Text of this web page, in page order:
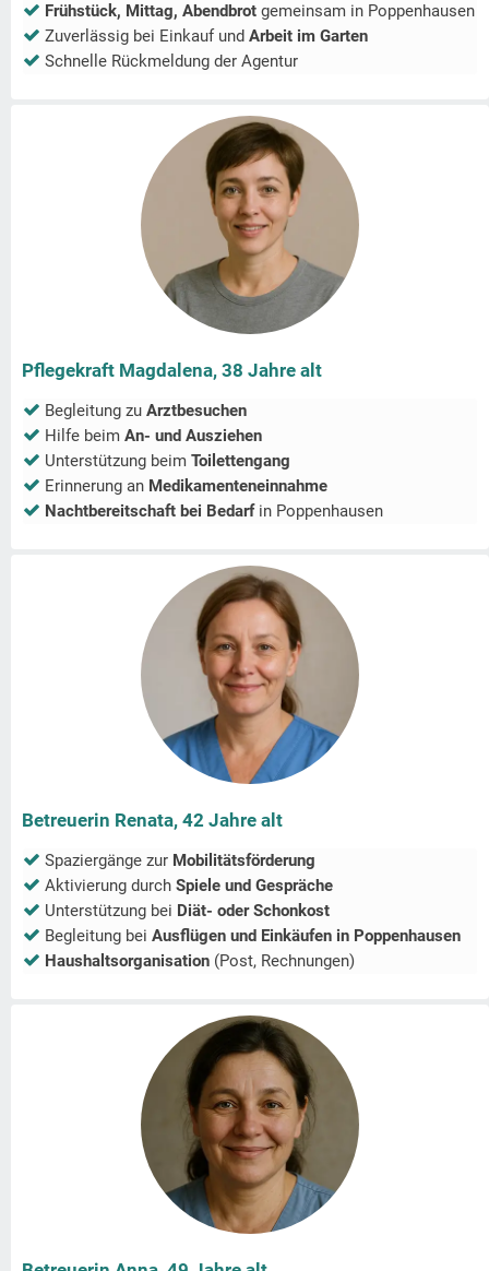
Frühstück, Mittag, Abendbrot gemeinsam in Poppenhausen
Zuverlässig bei Einkauf und Arbeit im Garten
Schnelle Rückmeldung der Agentur
Pflegekraft Magdalena, 38 Jahre alt
Begleitung zu Arztbesuchen
Hilfe beim An- und Ausziehen
Unterstützung beim Toilettengang
Erinnerung an Medikamenteneinnahme
Nachtbereitschaft bei Bedarfin Poppenhausen
Betreuerin Renata, 42 Jahre alt
Spaziergänge zur Mobilitätsförderung
Aktivierung durch Spiele und Gespräche
Unterstützung bei Diät- oder Schonkost
Begleitung bei Ausflügen und Einkäufen in Poppenhausen
Haushaltsorganisation (Post, Rechnungen)